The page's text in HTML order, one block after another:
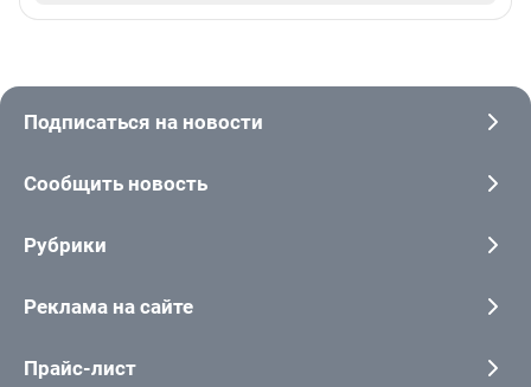
Подписаться на новости
Сообщить новость
Рубрики
Реклама на сайте
Прайс-лист